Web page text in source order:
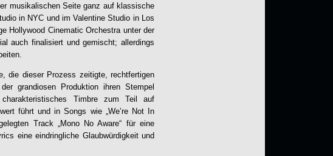
musikalischen Seite ganz auf klassische
in NYC und im Valentine Studio in Los
Hollywood Cinematic Orchestra unter der
auch finalisiert und gemischt; allerdings
die dieser Prozess zeitigte, rechtfertigen
grandiosen Produktion ihren Stempel
Timbre zum Teil auf
führt und in Songs wie „We’re Not In
Track „Mono No Aware“ für eine
eine eindringliche Glaubwürdigkeit und